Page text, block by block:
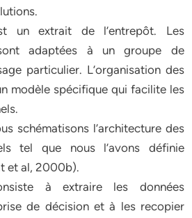
un extrait de l’entrepôt. Les
adaptées à un groupe de
particulier. L’organisation des
modèle spécifique qui facilite les
schématisons l’architecture des
tel que nous l’avons définie
et al, 2000b).
à extraire les données
de décision et à les recopier